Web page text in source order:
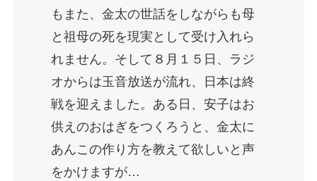
もまた、金太の世話をしながらも母
と祖母の死を現実として受け入れら
れません。そして８月１５日、ラジ
オからは玉音放送が流れ、日本は終
戦を迎えました。ある日、安子はお
供えのおはぎをつくろうと、金太に
あんこの作り方を教えて欲しいと声
をかけますが…